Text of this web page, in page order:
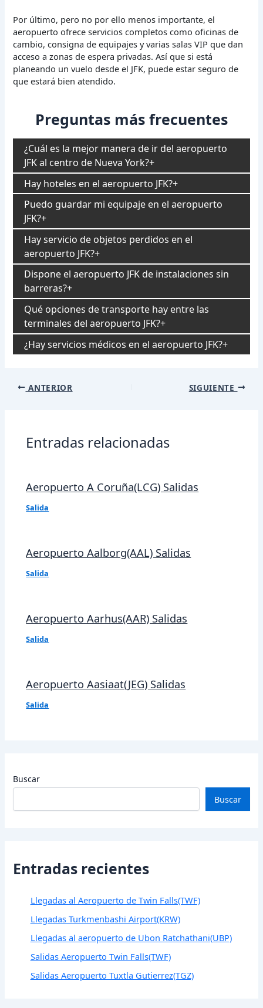
Por último, pero no por ello menos importante, el
aeropuerto ofrece servicios completos como oficinas de
cambio, consigna de equipajes y varias salas VIP que dan
acceso a zonas de espera privadas. Así que si está
planeando un vuelo desde el JFK, puede estar seguro de
que estará bien atendido.
Preguntas más frecuentes
¿Cuál es la mejor manera de ir del aeropuerto
JFK al centro de Nueva York?
Hay hoteles en el aeropuerto JFK?
Puedo guardar mi equipaje en el aeropuerto
JFK?
Hay servicio de objetos perdidos en el
aeropuerto JFK?
Dispone el aeropuerto JFK de instalaciones sin
barreras?
Qué opciones de transporte hay entre las
terminales del aeropuerto JFK?
¿Hay servicios médicos en el aeropuerto JFK?
Navegación
ANTERIOR SIGUIENTE
Entradas relacionadas
Aeropuerto A Coruña(LCG) Salidas
Salida
Aeropuerto Aalborg(AAL) Salidas
Salida
Aeropuerto Aarhus(AAR) Salidas
Salida
Aeropuerto Aasiaat(JEG) Salidas
Salida
Buscar
Buscar
Entradas recientes
Llegadas al Aeropuerto de Twin Falls(TWF)
Llegadas Turkmenbashi Airport(KRW)
Llegadas al aeropuerto de Ubon Ratchathani(UBP)
Salidas Aeropuerto Twin Falls(TWF)
Salidas Aeropuerto Tuxtla Gutierrez(TGZ)